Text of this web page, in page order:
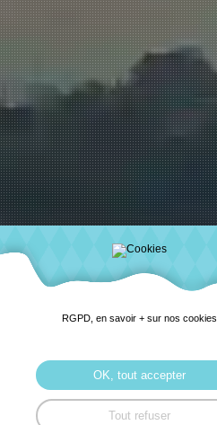
RGPD, en savoir + sur nos cookies
OK, tout accepter
Tout refuser